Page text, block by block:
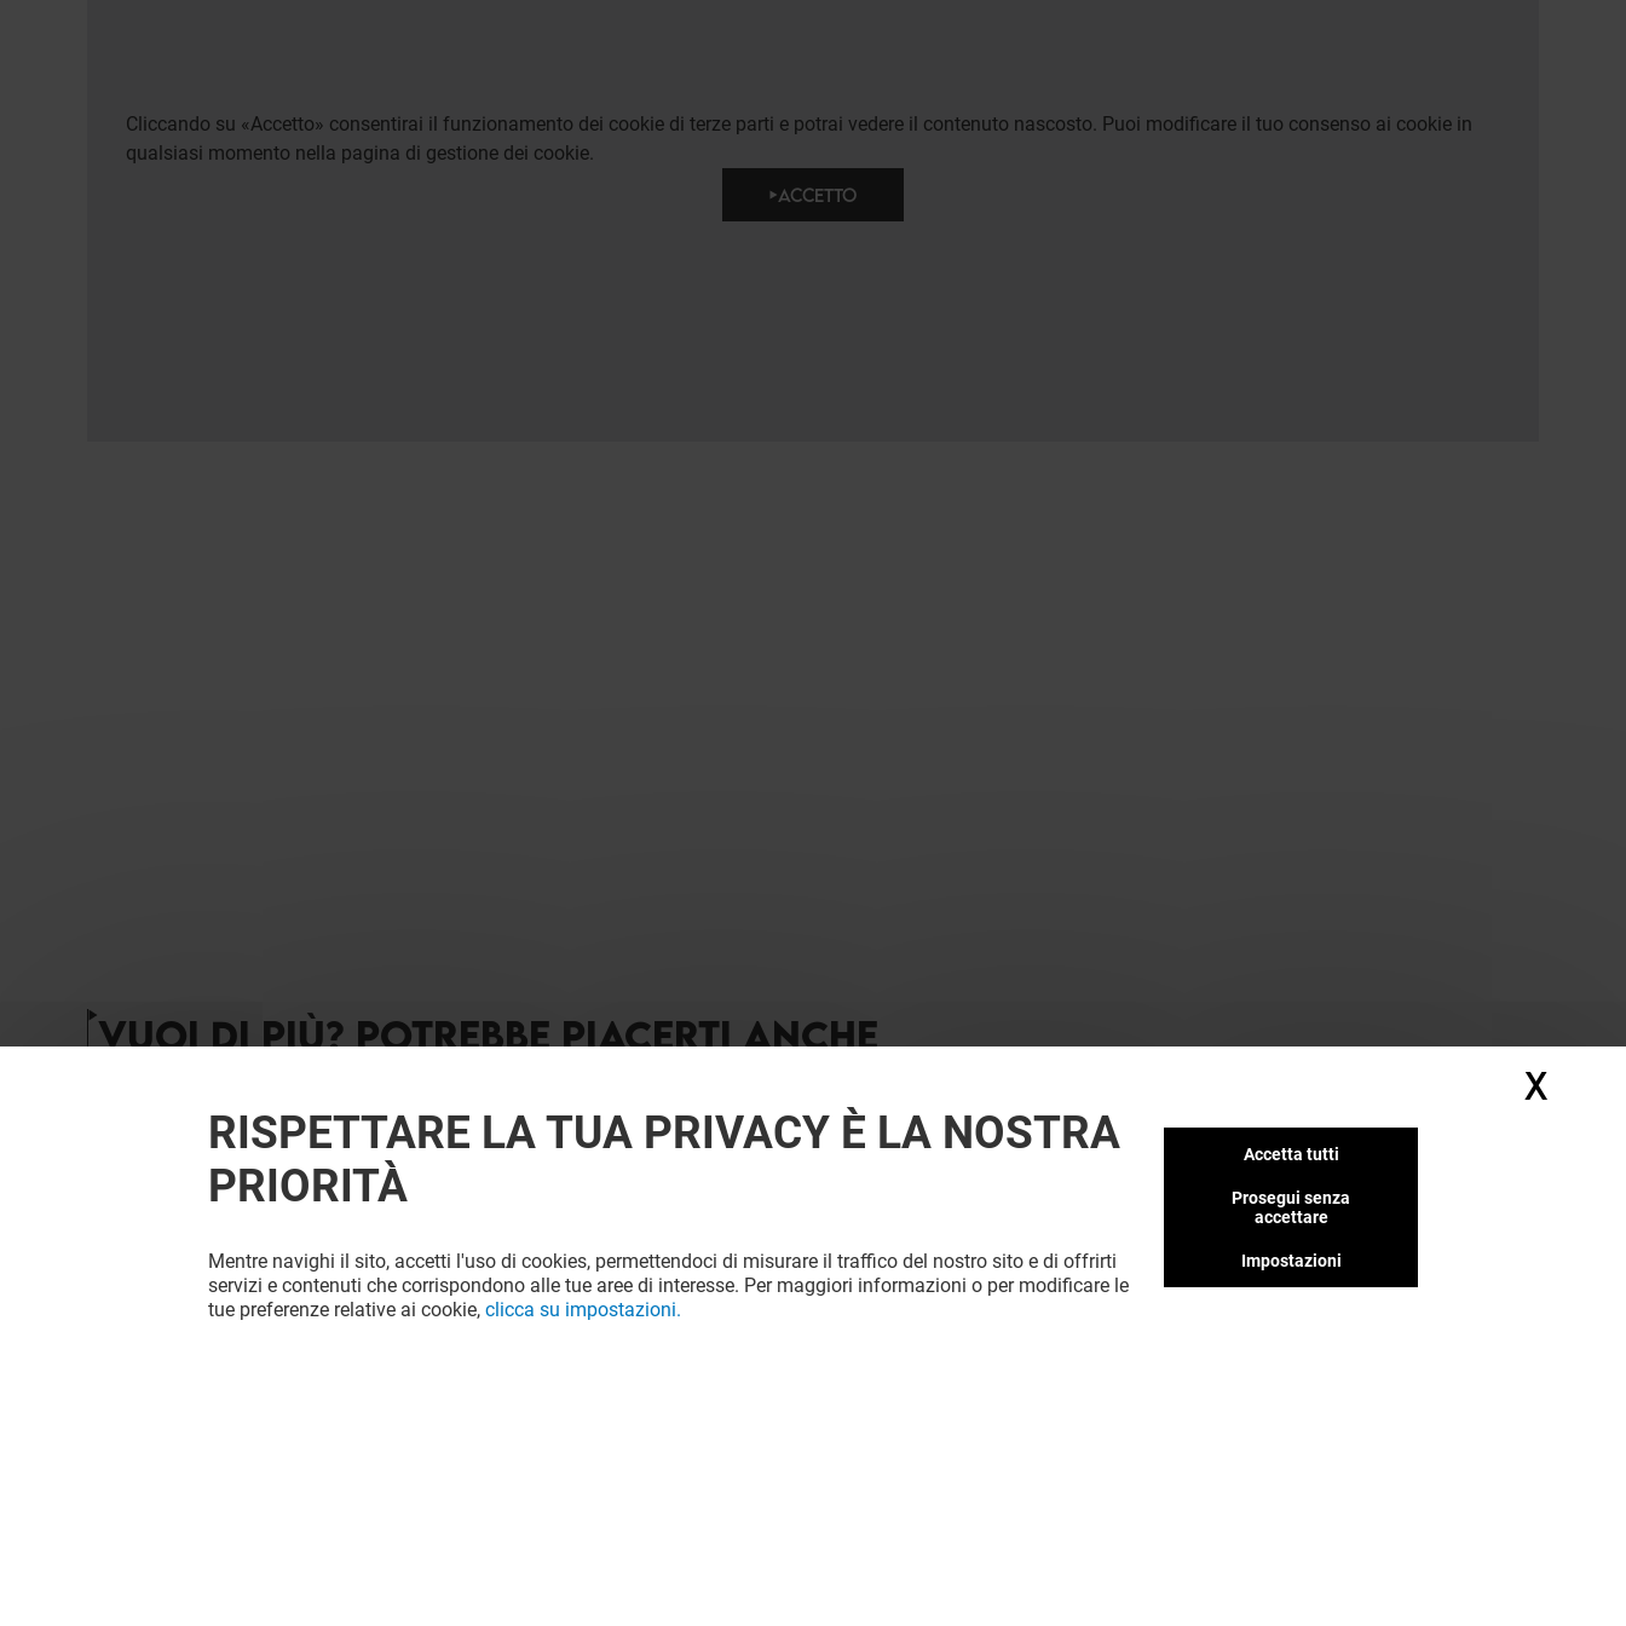
Cliccando su «Accetto» consentirai il funzionamento dei cookie di terze parti e potrai vedere il contenuto nascosto. Puoi modificare il tuo consenso ai cookie in
qualsiasi momento nella pagina di gestione dei cookie.
ACCETTO
VUOI DI PIÙ? POTREBBE PIACERTI ANCHE
Abbiamo tanti negozi che
pensiamo ti piaceranno, non
RISPETTARE LA TUA PRIVACY È LA NOSTRA
PRIORITÀ
Mentre navighi il sito, accetti l'uso di cookies, permettendoci di misurare il traffico del nostro sito e di offrirti
servizi e contenuti che corrispondono alle tue aree di interesse. Per maggiori informazioni o per modificare le
tue preferenze relative ai cookie, clicca su impostazioni.
Accetta tutti
Prosegui senza
accettare
Impostazioni
X